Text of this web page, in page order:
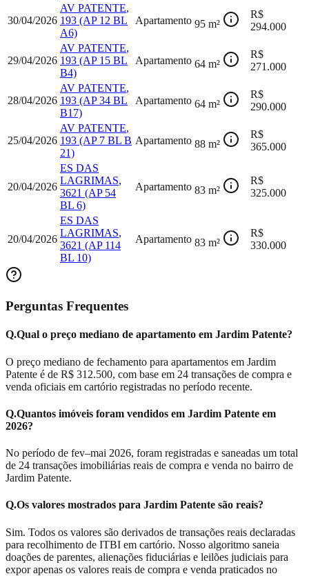
30/04/2026
AV PATENTE,
193 (AP 12 BL
A6)
Apartamento 95 m²
R$
294.000
29/04/2026
AV PATENTE,
193 (AP 15 BL
B4)
Apartamento 64 m²
R$
271.000
28/04/2026
AV PATENTE,
193 (AP 34 BL
B17)
Apartamento 64 m²
R$
290.000
25/04/2026
AV PATENTE,
193 (AP 7 BL B
21)
Apartamento 88 m²
R$
365.000
20/04/2026
ES DAS
LAGRIMAS,
3621 (AP 54
BL 6)
Apartamento 83 m²
R$
325.000
20/04/2026
ES DAS
LAGRIMAS,
3621 (AP 114
BL 10)
Apartamento 83 m²
R$
330.000
Perguntas Frequentes
Q.Qual o preço mediano de apartamento em Jardim Patente?
O preço mediano de fechamento para apartamentos em Jardim
Patente é de R$ 312.500, com base em 24 transações de compra e
venda oficiais em cartório registradas no período recente.
Q.Quantos imóveis foram vendidos em Jardim Patente em
2026?
No período de fev–mai 2026, foram registradas e saneadas um total
de 24 transações imobiliárias reais de compra e venda no bairro de
Jardim Patente.
Q.Os valores mostrados para Jardim Patente são reais?
Sim. Todos os valores são derivados de transações reais declaradas
para recolhimento de ITBI em cartório. Nosso algoritmo saneia
doações de parentes, alienações fiduciárias e leilões judiciais para
expor apenas os valores reais de compra e venda praticados no